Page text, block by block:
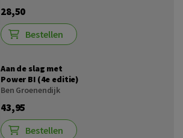
28,50
Bestellen
Aan de slag met
Power BI (4e editie)
Ben Groenendijk
43,95
Bestellen